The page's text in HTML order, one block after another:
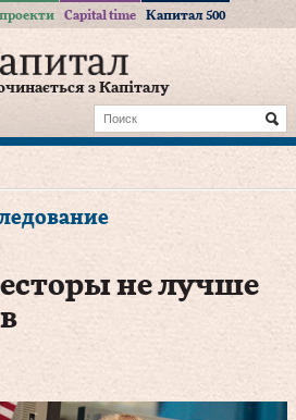
Capital time Капитал 500
з Капіталу
не лучше